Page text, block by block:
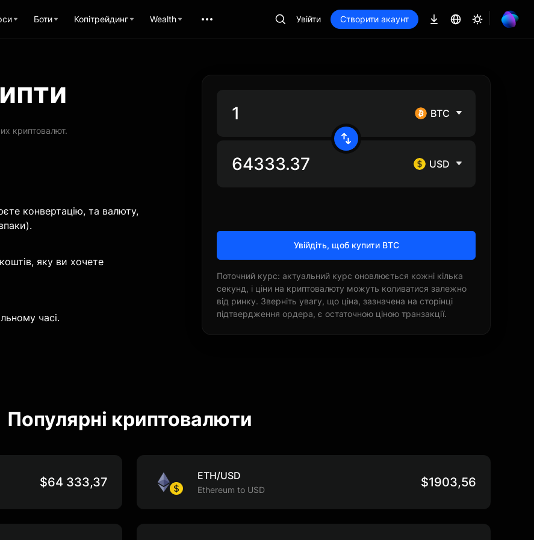
Боти Копітрейдинг Wealth Увійти Створити акаунт
криптовалют.
конвертацію, та валюту,
яку ви хочете
часі.
BTC
USD
Увійдіть, щоб купити BTC
Поточний курс: актуальний курс оновлюється кожні кілька
секунд, і ціни на криптовалюту можуть коливатися залежно
від ринку. Зверніть увагу, що ціна, зазначена на сторінці
підтвердження ордера, є остаточною ціною транзакції.
Популярні криптовалюти
$64 333,37 ETH/USD
Ethereum to USD $1903,56